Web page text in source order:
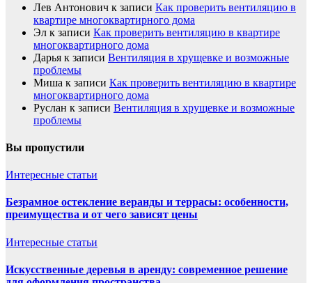
Лев Антонович к записи Как проверить вентиляцию в
квартире многоквартирного дома
Эл к записи Как проверить вентиляцию в квартире
многоквартирного дома
Дарья к записи Вентиляция в хрущевке и возможные
проблемы
Миша к записи Как проверить вентиляцию в квартире
многоквартирного дома
Руслан к записи Вентиляция в хрущевке и возможные
проблемы
Вы пропустили
Интересные статьи
Безрамное остекление веранды и террасы: особенности,
преимущества и от чего зависят цены
Интересные статьи
Искусственные деревья в аренду: современное решение